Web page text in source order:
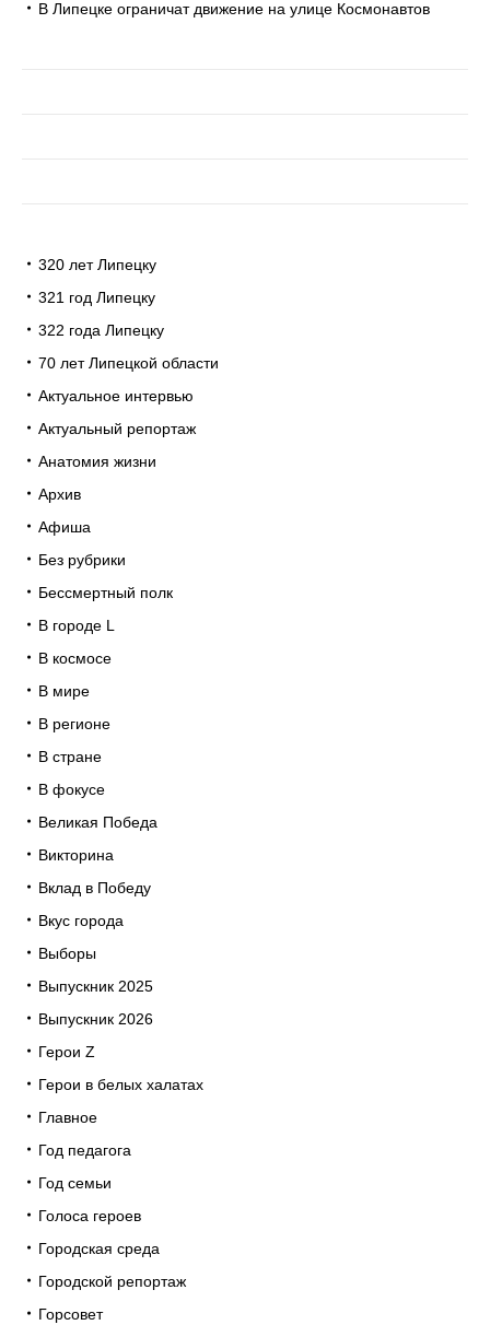
В Липецке ограничат движение на улице Космонавтов
320 лет Липецку
321 год Липецку
322 года Липецку
70 лет Липецкой области
Актуальное интервью
Актуальный репортаж
Анатомия жизни
Архив
Афиша
Без рубрики
Бессмертный полк
В городе L
В космосе
В мире
В регионе
В стране
В фокусе
Великая Победа
Викторина
Вклад в Победу
Вкус города
Выборы
Выпускник 2025
Выпускник 2026
Герои Z
Герои в белых халатах
Главное
Год педагога
Год семьи
Голоса героев
Городская среда
Городской репортаж
Горсовет